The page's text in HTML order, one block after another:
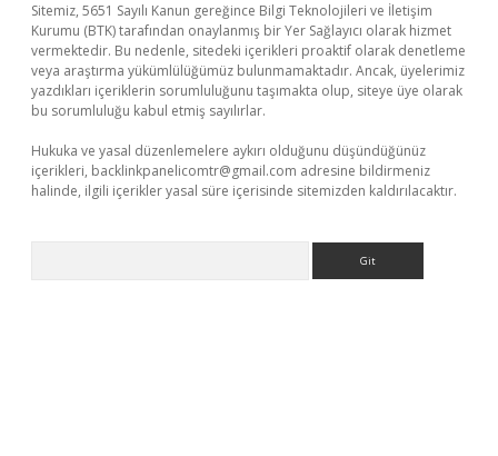
Sitemiz, 5651 Sayılı Kanun gereğince Bilgi Teknolojileri ve İletişim
Kurumu (BTK) tarafından onaylanmış bir Yer Sağlayıcı olarak hizmet
vermektedir. Bu nedenle, sitedeki içerikleri proaktif olarak denetleme
veya araştırma yükümlülüğümüz bulunmamaktadır. Ancak, üyelerimiz
yazdıkları içeriklerin sorumluluğunu taşımakta olup, siteye üye olarak
bu sorumluluğu kabul etmiş sayılırlar.
Hukuka ve yasal düzenlemelere aykırı olduğunu düşündüğünüz
içerikleri, backlinkpanelicomtr@gmail.com adresine bildirmeniz
halinde, ilgili içerikler yasal süre içerisinde sitemizden kaldırılacaktır.